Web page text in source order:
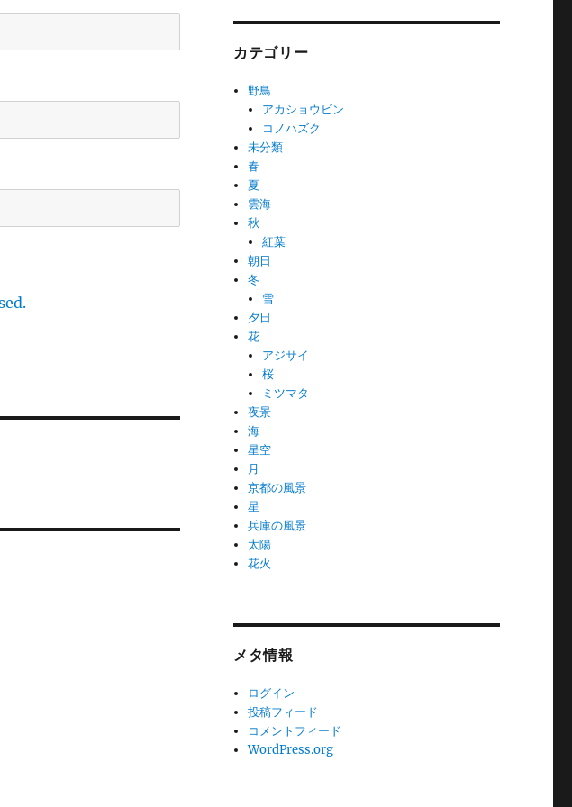
カテゴリー
野鳥
アカショウビン
コノハズク
未分類
春
夏
雲海
秋
紅葉
朝日
冬
雪
夕日
花
アジサイ
桜
ミツマタ
夜景
海
星空
月
京都の風景
星
兵庫の風景
太陽
花火
メタ情報
ログイン
投稿フィード
コメントフィード
WordPress.org